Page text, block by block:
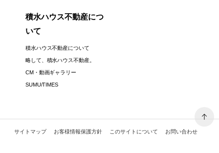
積水ハウス不動産につ
いて
積水ハウス不動産について
略して、積水ハウス不動産。
CM・動画ギャラリー
SUMU/TIMES
サイトマップ お客様情報保護方針 このサイトについて お問い合わせ